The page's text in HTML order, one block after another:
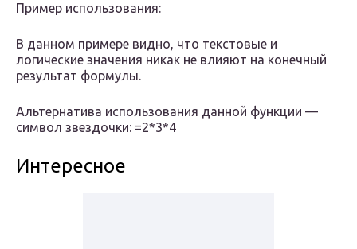
Пример использования:
В данном примере видно, что текстовые и
логические значения никак не влияют на конечный
результат формулы.
Альтернатива использования данной функции —
символ звездочки: =2*3*4
Интересное